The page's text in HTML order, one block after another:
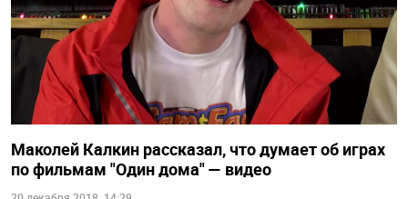
Маколей Калкин рассказал, что думает об играх
по фильмам "Один дома" — видео